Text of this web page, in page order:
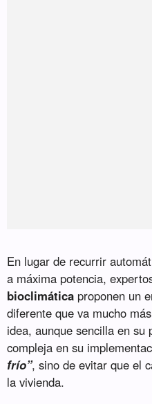
En lugar de recurrir
a máxima potencia,
bioclimática proponen un
diferente que va mucho
idea, aunque sencilla en
compleja en su
frío”, sino de evitar que el
la vivienda.